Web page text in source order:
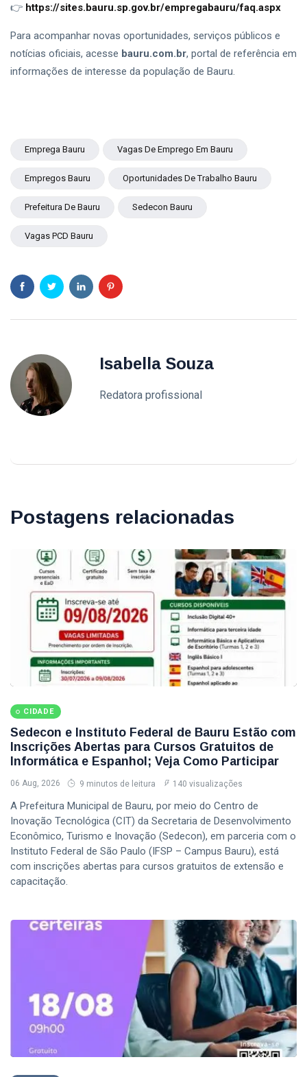
👉 https://sites.bauru.sp.gov.br/empregabauru/faq.aspx
Para acompanhar novas oportunidades, serviços públicos e
notícias oficiais, acesse bauru.com.br, portal de referência em
informações de interesse da população de Bauru.
Emprega Bauru Vagas De Emprego Em Bauru
Empregos Bauru Oportunidades De Trabalho Bauru
Prefeitura De Bauru Sedecon Bauru
Vagas PCD Bauru
Isabella Souza
Redatora profissional
Postagens relacionadas
CIDADE
Sedecon e Instituto Federal de Bauru Estão com
Inscrições Abertas para Cursos Gratuitos de
Informática e Espanhol; Veja Como Participar
06 Aug, 2026 9 minutos de leitura 140 visualizações
A Prefeitura Municipal de Bauru, por meio do Centro de
Inovação Tecnológica (CIT) da Secretaria de Desenvolvimento
Econômico, Turismo e Inovação (Sedecon), em parceria com o
Instituto Federal de São Paulo (IFSP – Campus Bauru), está
com inscrições abertas para cursos gratuitos de extensão e
capacitação.